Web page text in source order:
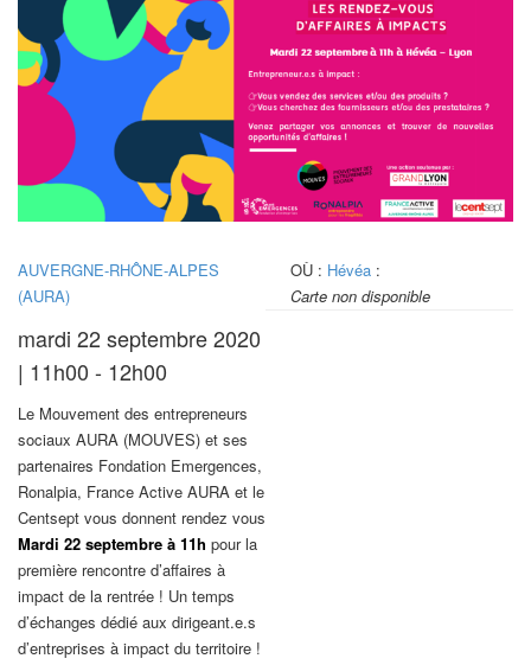
AUVERGNE-RHÔNE-ALPES
(AURA)
mardi 22 septembre 2020
| 11h00 - 12h00
Le Mouvement des entrepreneurs
sociaux AURA (MOUVES) et ses
partenaires Fondation Emergences,
Ronalpia, France Active AURA et le
Centsept vous donnent rendez vous
Mardi 22 septembre à 11h pour la
première rencontre d’affaires à
impact de la rentrée ! Un temps
d’échanges dédié aux dirigeant.e.s
d’entreprises à impact du territoire !
OÙ : Hévéa:
Carte non disponible